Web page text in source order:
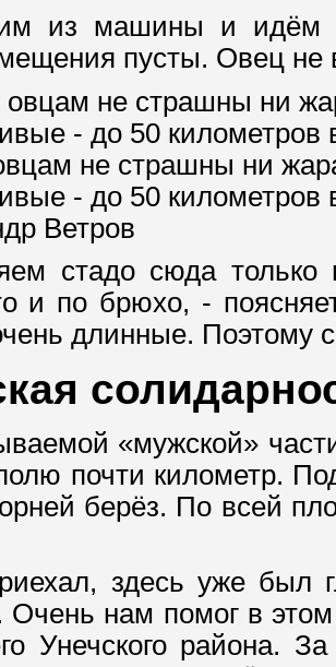
из машины и идём
пусты. Овец не
не страшны ни
- до 50 километров
Ветров
стадо сюда
и по брюхо, -
длинные. Поэтому
«мужской»
почти километр.
берёз. По всей
здесь уже был
Очень нам помог в
Унечского района.